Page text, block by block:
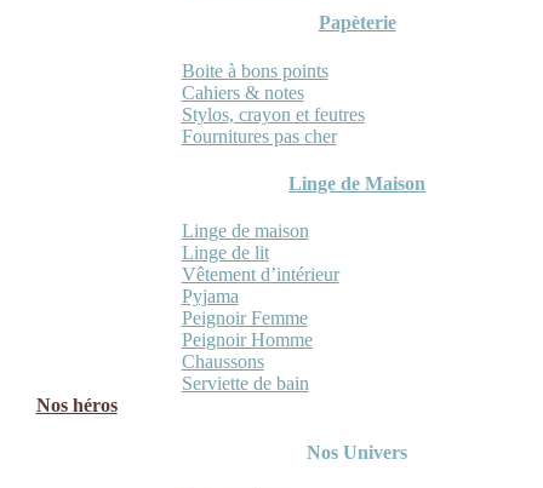
Papèterie
Boite à bons points
Cahiers & notes
Stylos, crayon et feutres
Fournitures pas cher
Linge de Maison
Linge de maison
Linge de lit
Vêtement d’intérieur
Pyjama
Peignoir Femme
Peignoir Homme
Chaussons
Serviette de bain
Nos héros
Nos Univers